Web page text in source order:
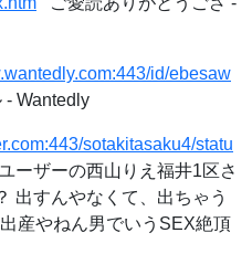
id/ebesaw
Wantedly
sotakitasaku4/statu
ーザーの西山りえ福井1区さ
出すんやなくて、出ちゃう
やねん男でいうSEX絶頂